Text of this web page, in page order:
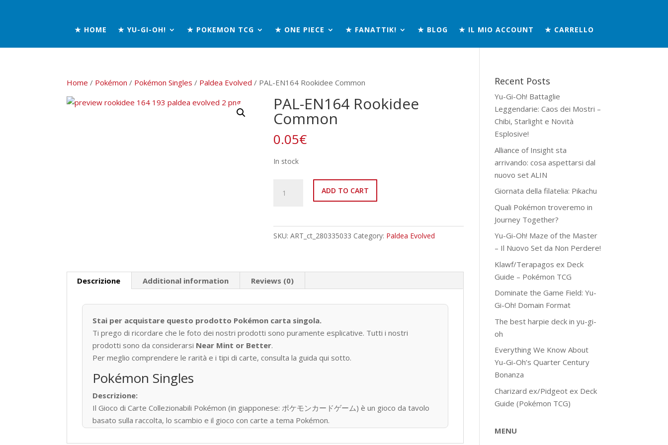
★ HOME ★ YU-GI-OH! ★ POKEMON TCG ★ ONE PIECE ★ FANATTIK! ★ BLOG ★ IL MIO ACCOUNT ★ CARRELLO
Home / Pokémon / Pokémon Singles / Paldea Evolved / PAL-EN164 Rookidee Common
PAL-EN164 Rookidee
Common
0.05€
In stock
EN164
quantity
ADD TO CART
SKU: ART_ct_280335033 Category: Paldea Evolved
Descrizione Additional information Reviews (0)
Stai per acquistare questo prodotto Pokémon carta singola.
Ti prego di ricordare che le foto dei nostri prodotti sono puramente esplicative. Tutti i nostri
prodotti sono da considerarsi Near Mint or Better.
Per meglio comprendere le rarità e i tipi di carte, consulta la guida qui sotto.
Pokémon Singles
Descrizione:
Il Gioco di Carte Collezionabili Pokémon (in giapponese: ポケモンカードゲーム) è un gioco da tavolo
basato sulla raccolta, lo scambio e il gioco con carte a tema Pokémon.
Recent Posts
Yu-Gi-Oh! Battaglie
Leggendarie: Caos dei Mostri –
Chibi, Starlight e Novità
Esplosive!
Alliance of Insight sta
arrivando: cosa aspettarsi dal
nuovo set ALIN
Giornata della filatelia: Pikachu
Quali Pokémon troveremo in
Journey Together?
Yu-Gi-Oh! Maze of the Master
– Il Nuovo Set da Non Perdere!
Klawf/Terapagos ex Deck
Guide – Pokémon TCG
Dominate the Game Field: Yu-
Gi-Oh! Domain Format
The best harpie deck in yu-gi-
oh
Everything We Know About
Yu-Gi-Oh’s Quarter Century
Bonanza
Charizard ex/Pidgeot ex Deck
Guide (Pokémon TCG)
MENU